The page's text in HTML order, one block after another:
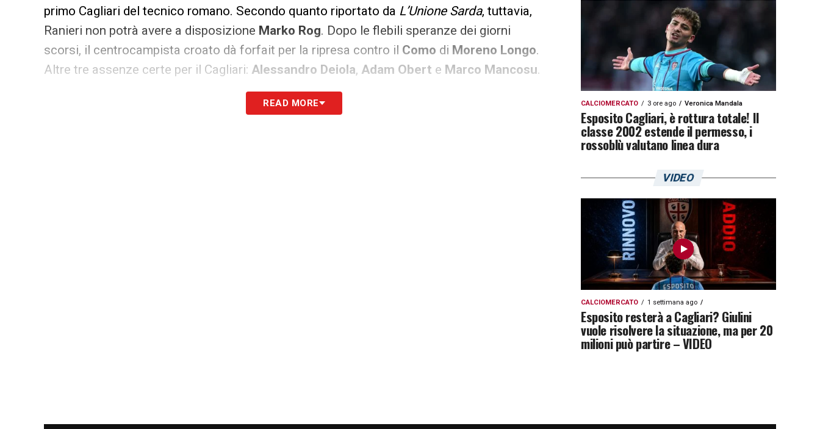
primo Cagliari del tecnico romano. Secondo quanto riportato da L’Unione Sarda, tuttavia,
Ranieri non potrà avere a disposizione Marko Rog. Dopo le flebili speranze dei giorni
scorsi, il centrocampista croato dà forfait per la ripresa contro il Como di Moreno Longo.
Altre tre assenze certe per il Cagliari: Alessandro Deiola, Adam Obert e Marco Mancosu.
LA PLAYLIST DELLE NOSTRE TOP NEWSREAD MORE CALCIOMERCATO 3 ore ago Veronica Mandala
Esposito Cagliari, è rottura totale! Il
classe 2002 estende il permesso, i
rossoblù valutano linea dura
VIDEO
CALCIOMERCATO 1 settimana ago
Esposito resterà a Cagliari? Giulini
vuole risolvere la situazione, ma per 20
milioni può partire – VIDEO